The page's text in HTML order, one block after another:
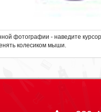
фотографии - наведите
колесиком мыши.